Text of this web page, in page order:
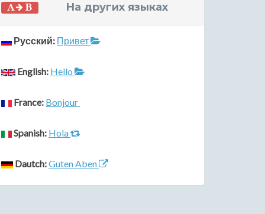
На других языках
Русский: Привет
English: Hello
France: Bonjour
Spanish: Hola
Dautch:Guten Aben